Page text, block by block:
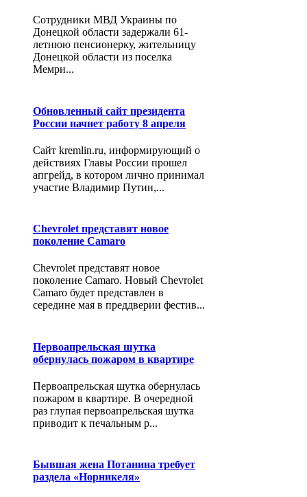
Сотрудники МВД Украины по
Донецкой области задержали 61-
летнюю пенсионерку, жительницу
Донецкой области из поселка
Мемри...
Обновленный сайт президента
России начнет работу 8 апреля
Сайт kremlin.ru, информирующий о
действиях Главы России прошел
апгрейд, в котором лично принимал
участие Владимир Путин,...
Chevrolet представят новое
поколение Camaro
Chevrolet представят новое
поколение Camaro. Новый Chevrolet
Camaro будет представлен в
середине мая в преддверии фестив...
Первоапрельская шутка
обернулась пожаром в квартире
Первоапрельская шутка обернулась
пожаром в квартире. В очередной
раз глупая первоапрельская шутка
приводит к печальным р...
Бывшая жена Потанина требует
раздела «Норникеля»